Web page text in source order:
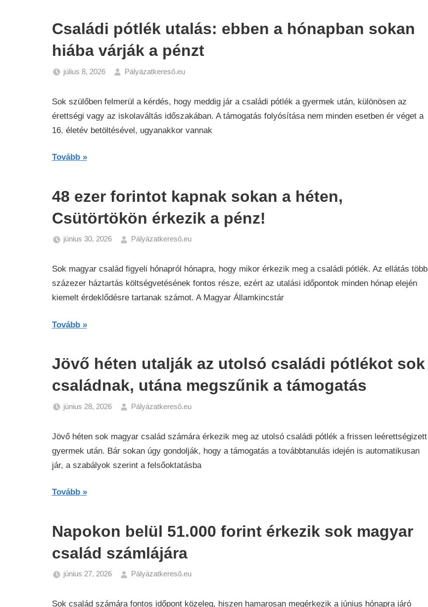
Családi pótlék utalás: ebben a hónapban sokan
hiába várják a pénzt
július 8, 2026
Pályázatkereső.eu
Hírek
Sok szülőben felmerül a kérdés, hogy meddig jár a családi pótlék a gyermek után, különösen az
érettségi vagy az iskolaváltás időszakában. A támogatás folyósítása nem minden esetben ér véget a
16. életév betöltésével, ugyanakkor vannak
Tovább
48 ezer forintot kapnak sokan a héten,
Csütörtökön érkezik a pénz!
június 30, 2026
Pályázatkereső.eu
Sok magyar család figyeli hónapról hónapra, hogy mikor érkezik meg a családi pótlék. Az ellátás több
százezer háztartás költségvetésének fontos része, ezért az utalási időpontok minden hónap elején
kiemelt érdeklődésre tartanak számot. A Magyar Államkincstár
Tovább
Jövő héten utalják az utolsó családi pótlékot sok
családnak, utána megszűnik a támogatás
június 28, 2026
Pályázatkereső.eu
Hírek
Jövő héten sok magyar család számára érkezik meg az utolsó családi pótlék a frissen leérettségizett
gyermek után. Bár sokan úgy gondolják, hogy a támogatás a továbbtanulás idején is automatikusan
jár, a szabályok szerint a felsőoktatásba
Tovább
Napokon belül 51.000 forint érkezik sok magyar
család számlájára
június 27, 2026
Pályázatkereső.eu
Hírek
Sok család számára fontos időpont közeleg, hiszen hamarosan megérkezik a június hónapra járó